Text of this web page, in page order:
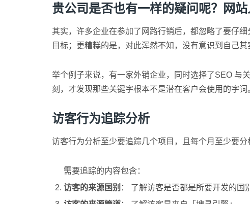
贵公司是否也有一样的疑问呢？网站
其实，许多企业在参加了网路行销后，都忽略了要仔
目标；更糟糕的是，对此浑然不知，没有意识到自己其
举个例子来说，有一家外销企业，同时选择了SEO 与
刻，才发现那些关键字根本不是潜在客户会使用的字
访客行为追踪分析
访客行为分析至少要追踪几个项目，且每个月至少要分
需要追踪的内容包含：
访客的来源国别 ： 了解访客是否都是所要开发的国